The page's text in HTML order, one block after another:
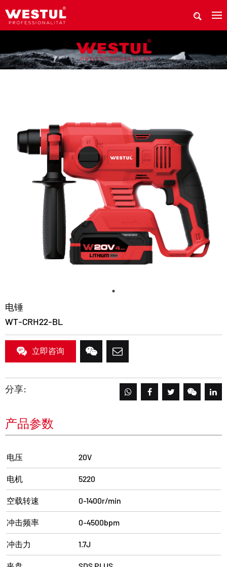
电锤
WT-CRH22-BL
立即咨询
分享:
产品参数
电压 20V
电机 5220
空载转速 0-1400r/min
冲击频率 0-4500bpm
冲击力 1.7J